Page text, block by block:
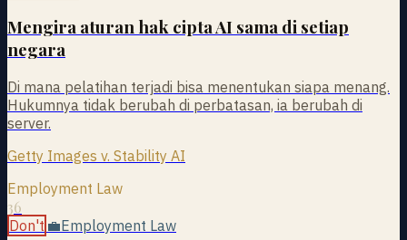
Mengira aturan hak cipta AI sama di setiap
negara
Di mana pelatihan terjadi bisa menentukan siapa menang.
Hukumnya tidak berubah di perbatasan, ia berubah di
server.
Getty Images v. Stability AI
Employment Law
36
Don't 💼Employment Law